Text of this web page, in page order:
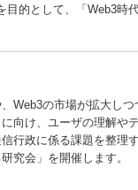
的として、「Web3時
Web3の市場が拡大し
向け、ユーザの理解や
行政に係る課題を整理
究会」を開催します。